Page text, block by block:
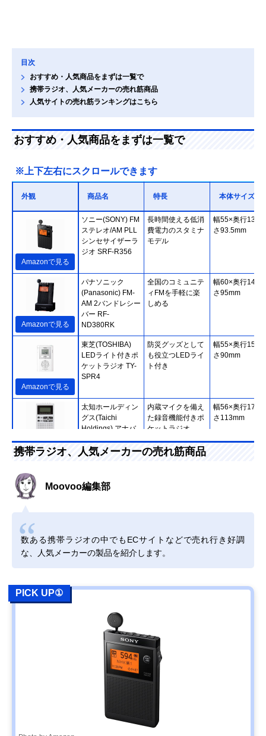
目次
おすすめ・人気商品をまずは一覧で
携帯ラジオ、人気メーカーの売れ筋商品
人気サイトの売れ筋ランキングはこちら
おすすめ・人気商品をまずは一覧で
※上下左右にスクロールできます
外観 商品名 特長 本体サイズ
Amazonで見る
ソニー(SONY) FM
ステレオ/AM PLL
シンセサイザーラ
ジオ SRF-R356
長時間使える低消
費電力のスタミナ
モデル
幅55×奥行
さ93.5mm
Amazonで見る
パナソニック
(Panasonic) FM-
AM 2バンドレシー
バー RF-
ND380RK
全国のコミュニテ
ィFMを手軽に楽
しめる
幅60×奥行14×高
さ95mm
Amazonで見る
東芝(TOSHIBA)
LEDライト付きポ
ケットラジオ TY-
SPR4
防災グッズとして
も役立つLEDライ
ト付き
幅55×奥行15×高
さ90mm
Amazonで見る
太知ホールディン
グス(Taichi
Holdings) アナバ
内蔵マイクを備え
た録音機能付きポ
ケットラジオ
幅56×奥行17×高
さ113mm
Amazonで見る
AudioComm DSP
ポケットラジオ
楽天市場で見る
FM/AM 2バンドレ
シーバー RF-P155
ー搭載
Amazonで見る
ソニー(SONY)
ラジオ ICF-506
使いやすい大型つ
カーを採用
約幅223.5×奥行
AudioComm PLL
ポータブルラジオ
RAD-T570N
パナソニック
(Panasonic) FM-
AM 2バンドレシー
バー RF-TJ20
携帯性に優れたコ
ンパクトな手回し
充電ラジオ
東芝(TOSHIBA) 手
回し充電ラジオ
アウトドアから緊
急時まで幅広いシ
ーンで活躍
携帯ラジオ、人気メーカーの売れ筋商品
Moovoo編集部
数ある携帯ラジオの中でもECサイトなどで売れ行き好調
な、人気メーカーの製品を紹介します。
PICK UP①